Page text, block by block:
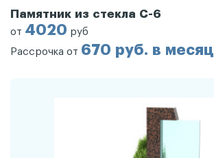
Памятник из стекла С-6
от 4020 руб
Рассрочка от 670 руб. в месяц